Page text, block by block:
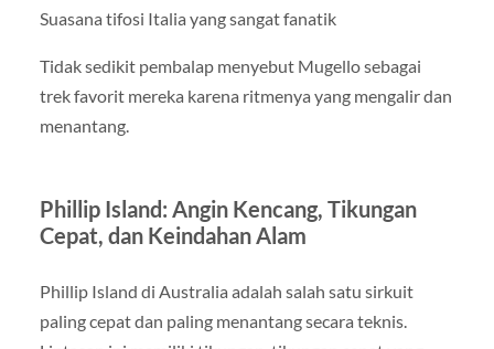
Suasana tifosi Italia yang sangat fanatik
Tidak sedikit pembalap menyebut Mugello sebagai
trek favorit mereka karena ritmenya yang mengalir dan
menantang.
Phillip Island: Angin Kencang, Tikungan
Cepat, dan Keindahan Alam
Phillip Island di Australia adalah salah satu sirkuit
paling cepat dan paling menantang secara teknis.